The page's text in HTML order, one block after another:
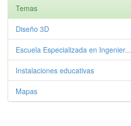
Temas
Diseño 3D
Escuela Especializada en Ingenier...
Instalaciones educativas
Mapas